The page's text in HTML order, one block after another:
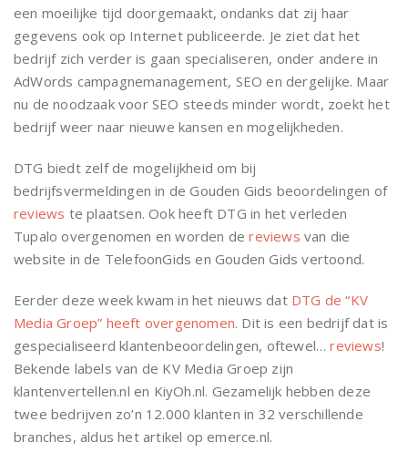
een moeilijke tijd doorgemaakt, ondanks dat zij haar
gegevens ook op Internet publiceerde. Je ziet dat het
bedrijf zich verder is gaan specialiseren, onder andere in
AdWords campagnemanagement, SEO en dergelijke. Maar
nu de noodzaak voor SEO steeds minder wordt, zoekt het
bedrijf weer naar nieuwe kansen en mogelijkheden.
DTG biedt zelf de mogelijkheid om bij
bedrijfsvermeldingen in de Gouden Gids beoordelingen of
reviews te plaatsen. Ook heeft DTG in het verleden
Tupalo overgenomen en worden dereviews van die
website in de TelefoonGids en Gouden Gids vertoond.
Eerder deze week kwam in het nieuws dat DTG de “KV
Media Groep” heeft overgenomen. Dit is een bedrijf dat is
gespecialiseerd klantenbeoordelingen, oftewel…reviews!
Bekende labels van de KV Media Groep zijn
klantenvertellen.nl en KiyOh.nl. Gezamelijk hebben deze
twee bedrijven zo’n 12.000 klanten in 32 verschillende
branches, aldus het artikel op emerce.nl.